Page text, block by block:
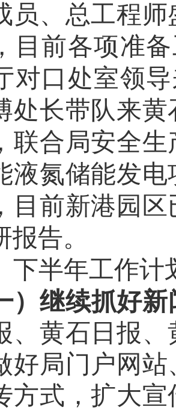
员、总工程
目前各项准
对口处室领
处长带队来
联合局安全
液氮储能发
目前新港园
告。
下半年工作计
）继续抓好
、黄石日报
好局门户网
方式，扩大